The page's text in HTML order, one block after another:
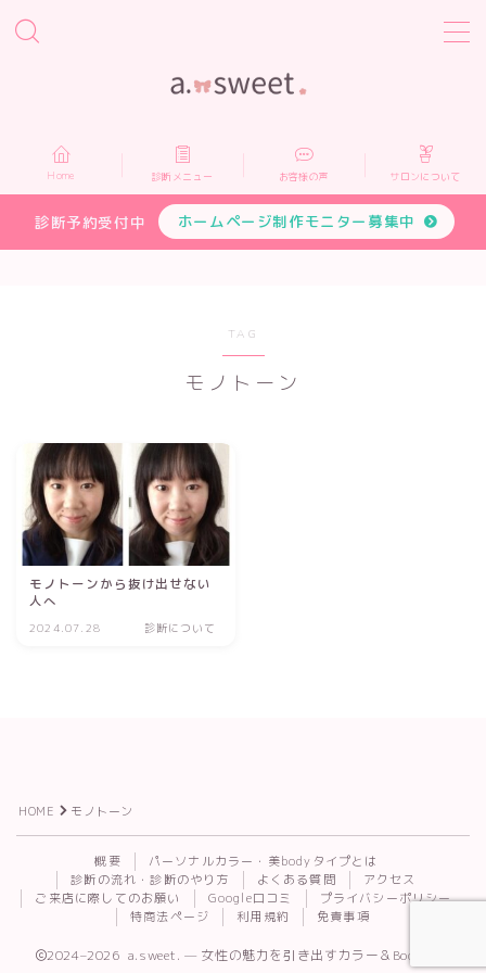
Home
診断メニュー
お申し込み
Home 診断メニュー お客様の声 サロンについて
診断予約受付中 ホームページ制作モニター募集中
TAG
モノトーン
モノトーンから抜け出せない
人へ
2024.07.28 診断について
HOME モノトーン
概要
パーソナルカラー・美bodyタイプとは
診断の流れ・診断のやり方
よくある質問
アクセス
ご来店に際してのお願い
Google口コミ
プライバシーポリシー
特商法ページ
利用規約 免責事項
2024–2026 a.sweet. — 女性の魅力を引き出すカラー＆Body診断